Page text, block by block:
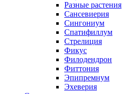
Разные растения
Сансевиерия
Сингониум
Спатифиллум
Стрелиция
Фикус
Филодендрон
Фиттония
Эпипремнум
Эхеверия